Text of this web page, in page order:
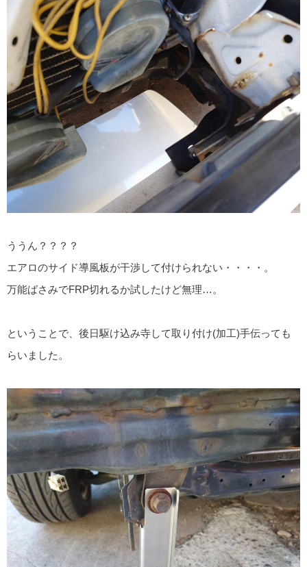
ううん？？？？
エアロのサイド導風板が干渉して付けられない・・・・。
万能ばさみでFRP切れるか試したけど無理…。
ということで、後日駆け込み寺して取り付け(加工)手伝っても
らいました。